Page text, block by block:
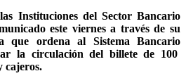
Instituciones del Sector Bancario
este viernes a través de su
que ordena al Sistema Bancario
la circulación del billete de 100
cajeros.